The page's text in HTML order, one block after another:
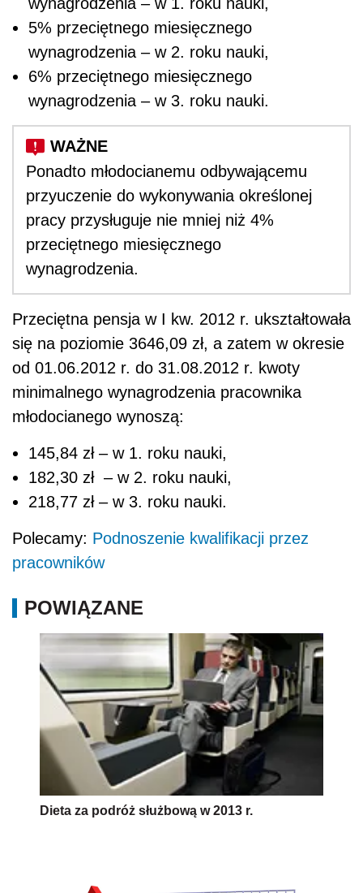
5% przeciętnego miesięcznego
wynagrodzenia – w 2. roku nauki,
6% przeciętnego miesięcznego
wynagrodzenia – w 3. roku nauki.
Ponadto młodocianemu odbywającemu
przyuczenie do wykonywania określonej
pracy przysługuje nie mniej niż 4%
przeciętnego miesięcznego
wynagrodzenia.
Przeciętna pensja w I kw. 2012 r. ukształtowała
się na poziomie 3646,09 zł, a zatem w okresie
od 01.06.2012 r. do 31.08.2012 r. kwoty
minimalnego wynagrodzenia pracownika
młodocianego wynoszą:
145,84 zł – w 1. roku nauki,
182,30 zł – w 2. roku nauki,
218,77 zł – w 3. roku nauki.
Polecamy: Podnoszenie kwalifikacji przez
pracowników
POWIĄZANE
Dieta za podróż służbową w 2013 r.